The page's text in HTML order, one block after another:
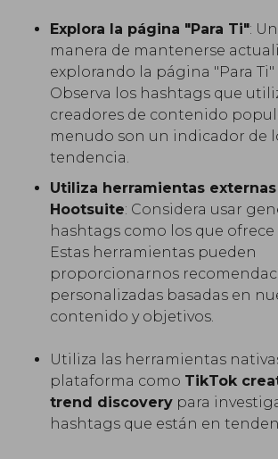
Explora la página "Para Ti":
manera de mantenerse
explorando la página "Para Ti"
Observa los hashtags que
creadores de contenido
menudo son un indicador de
tendencia.
Utiliza herramientas
Hootsuite: Considera usar
hashtags como los que ofrece
Estas herramientas pueden
proporcionarnos
personalizadas basadas en
contenido y objetivos.
Utiliza las herramientas
plataforma como TikTok
trend discovery para
hashtags que están en